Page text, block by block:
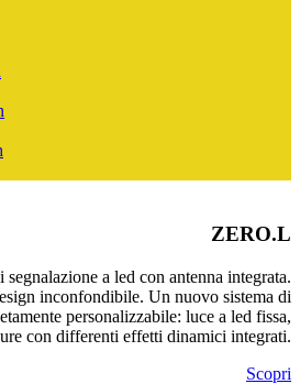
ZERO.L
segnalazione a led con antenna integrata.
inconfondibile. Un nuovo sistema di
personalizzabile: luce a led fissa,
con differenti effetti dinamici integrati.
Scopri